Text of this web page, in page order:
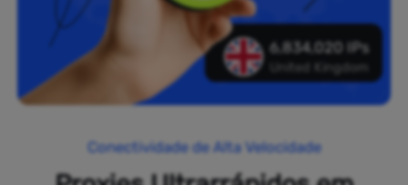
6,834,020 IPs
United Kingdom
Conectividade de Alta Velocidade